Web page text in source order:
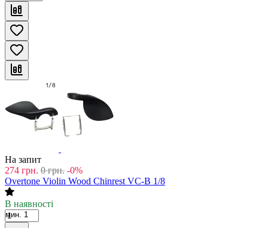
На запит
274 грн. 0 грн. -0%
Overtone Violin Wood Chinrest VC-B 1/8
В наявності
мин. 1